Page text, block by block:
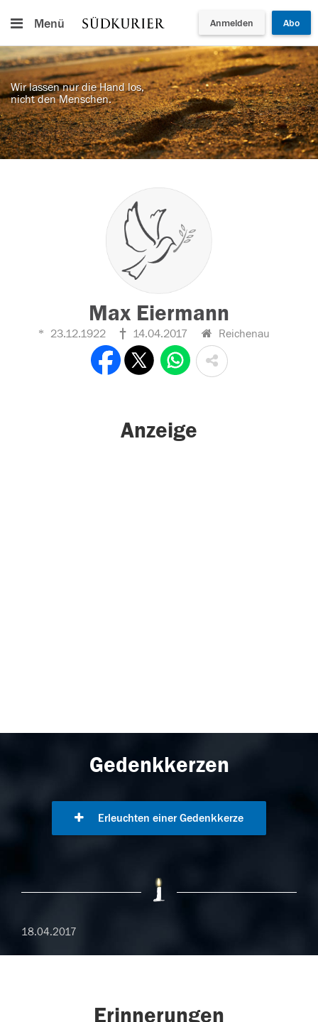
Menü Anmelden Abo
Wir lassen nur die Hand los,
nicht den Menschen.
Max Eiermann
23.12.1922 14.04.2017 Reichenau
Anzeige
Gedenkkerzen
Erleuchten einer Gedenkkerze
18.04.2017
Erinnerungen